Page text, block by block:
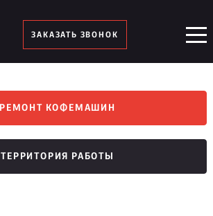
ЗАКАЗАТЬ ЗВОНОК
РЕМОНТ КОФЕМАШИН
ТЕРРИТОРИЯ РАБОТЫ